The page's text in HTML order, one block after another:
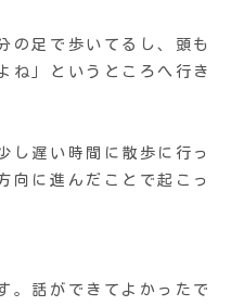
の足で歩いてるし、頭も
ね」というところへ行き
し遅い時間に散歩に行っ
向に進んだことで起こっ
。話ができてよかったで